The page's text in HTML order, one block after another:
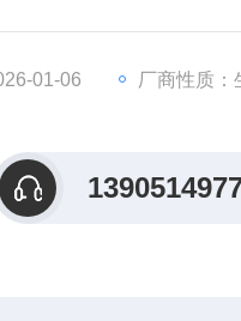
01-06 厂商性质：